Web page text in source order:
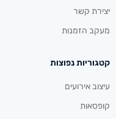
יצירת קשר
מעקב הזמנות
קטגוריות נפוצות
עיצוב אירועים
קופסאות